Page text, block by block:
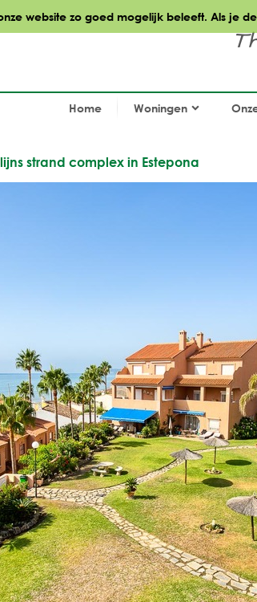
website zo goed mogelijk beleeft. Als je
Home Woningen
strand complex in Estepona